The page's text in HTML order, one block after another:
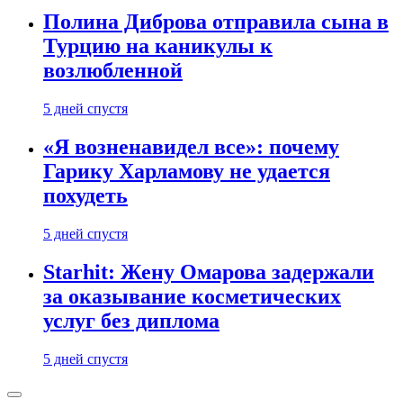
Полина Диброва отправила сына в
Турцию на каникулы к
возлюбленной
5 дней спустя
«Я возненавидел все»: почему
Гарику Харламову не удается
похудеть
5 дней спустя
Starhit: Жену Омарова задержали
за оказывание косметических
услуг без диплома
5 дней спустя